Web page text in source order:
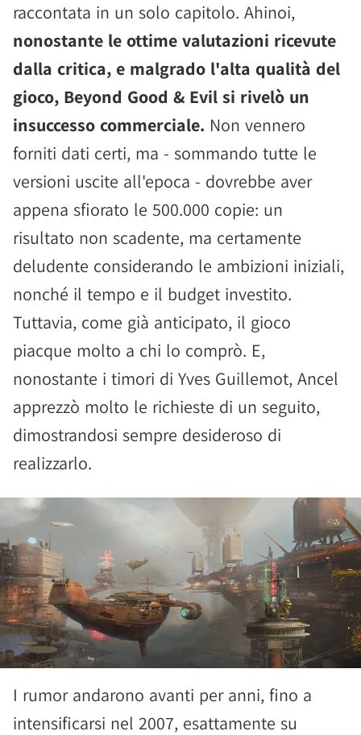
raccontata in un solo capitolo. Ahinoi,
nonostante le ottime valutazioni ricevute
dalla critica, e malgrado l'alta qualità del
gioco, Beyond Good & Evil si rivelò un
insuccesso commerciale. Non vennero
forniti dati certi, ma - sommando tutte le
versioni uscite all'epoca - dovrebbe aver
appena sfiorato le 500.000 copie: un
risultato non scadente, ma certamente
deludente considerando le ambizioni iniziali,
nonché il tempo e il budget investito.
Tuttavia, come già anticipato, il gioco
piacque molto a chi lo comprò. E,
nonostante i timori di Yves Guillemot, Ancel
apprezzò molto le richieste di un seguito,
dimostrandosi sempre desideroso di
realizzarlo.
I rumor andarono avanti per anni, fino a
intensificarsi nel 2007, esattamente su